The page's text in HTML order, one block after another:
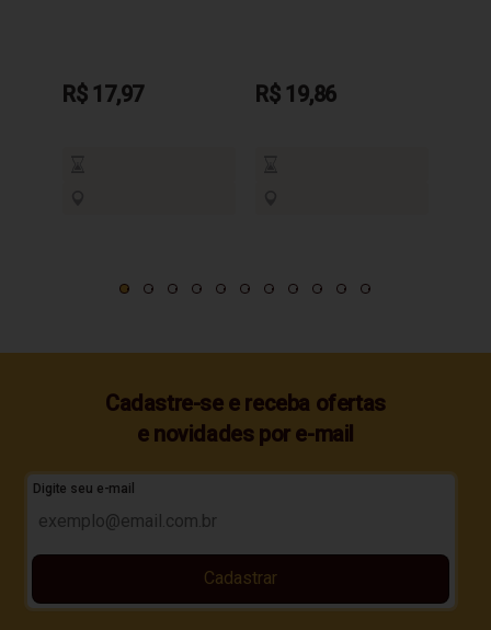
R$ 17,97 R$ 19,86
Cadastre-se e receba ofertas
e novidades por e-mail
Digite seu e-mail
Cadastrar